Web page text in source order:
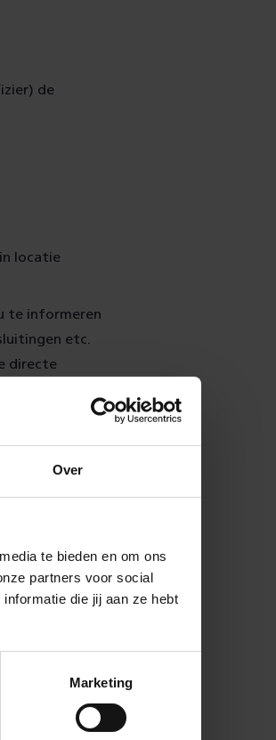
Over
te bieden en om ons
partners voor social
die jij aan ze hebt
Marketing
de
locatie
te informeren
etc.
directe
13.00
opmerkingen.